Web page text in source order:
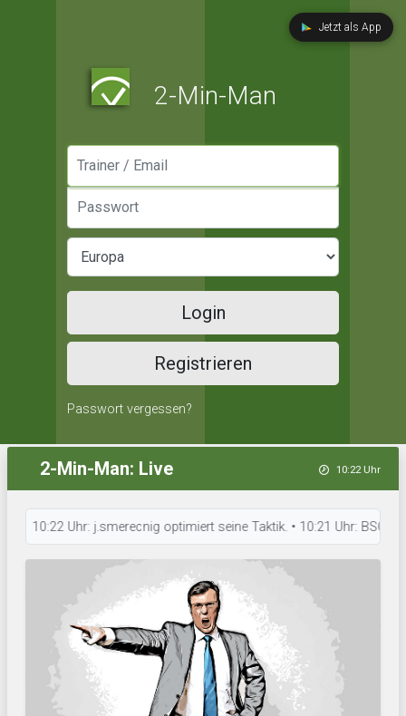
Jetzt als App
2-Min-Man
Login
Registrieren
Passwort vergessen?
2-Min-Man: Live 10:22 Uhr
10:22 Uhr: j.smerecnig optimiert seine Taktik. • 10:21 Uhr: BSC